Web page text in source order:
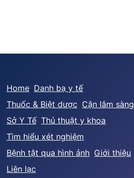
Home Danh bạ y tế
Thuốc & Biệt dược Cận lâm sàng
Sở Y Tế Thủ thuật y khoa
Tìm hiểu xét nghiệm
Bệnh tật qua hình ảnh Giới thiệu
Liên lạc